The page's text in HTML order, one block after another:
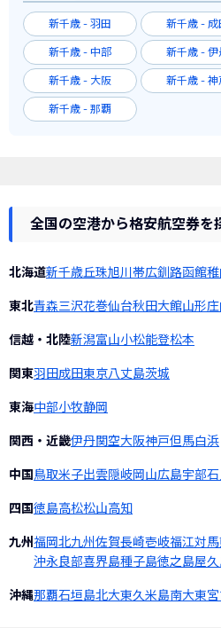
新千歳 - 羽田 新千歳 - 成
新千歳 - 中部 新千歳 - 伊
新千歳 - 大阪 新千歳 - 神
新千歳 - 那覇
全国の空港から格安航空券を
北海道新千歳丘珠旭川 帯広釧路函館
東北青森三沢花巻仙台秋田大館山形
信越・北陸新潟富山小松能登松本
関東羽田成田東京八丈島茨城
東海中部小牧静岡
関西・近畿伊丹関空大阪神戸但馬白浜
中国鳥取米子出雲隠岐岡山広島宇部
四国徳島高松松山高知
九州福岡北九州佐賀長崎壱岐福江対馬
沖永良部喜界島種子島徳之島屋
沖縄那覇石垣島北大東久米島南大東